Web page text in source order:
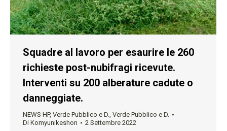
Squadre al lavoro per esaurire le 260
richieste post-nubifragi ricevute.
Interventi su 200 alberature cadute o
danneggiate.
NEWS HP, Verde Pubblico e D. Verde Pubblico e D.
Di Komyunikeshon 2 Settembre 2022